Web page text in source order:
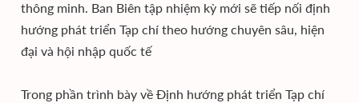
thông minh. Ban Biên tập nhiệm kỳ mới sẽ tiếp nối định
hướng phát triển Tạp chí theo hướng chuyên sâu, hiện
đại và hội nhập quốc tế
Trong phần trình bày về Định hướng phát triển Tạp chí